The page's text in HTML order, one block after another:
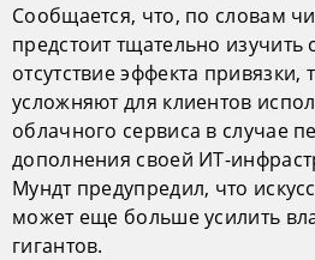
Сообщается, что, по словам
предстоит тщательно изучить
отсутствие эффекта привязки,
усложняют для клиентов
облачного сервиса в случае
дополнения своей ИТ-
Мундт предупредил, что
может еще больше усилить
гигантов.